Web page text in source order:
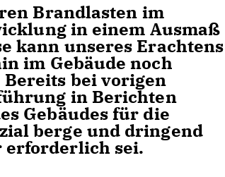
Brandlasten im
in einem Ausmaß
kann unseres Erachtens
im Gebäude noch
bei vorigen
in Berichten
Gebäudes für die
berge und dringend
erforderlich sei.